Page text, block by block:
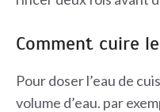
Comment cuire
Pour doser l’eau de
volume d’eau. par